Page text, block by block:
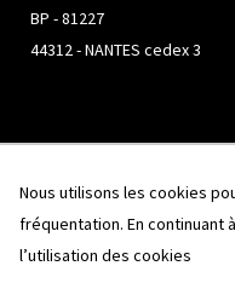
BP - 81227
44312 - NANTES cedex 3
Campus de Beaulieu
263 Avenue Général Leclerc
CS 74205
Nous utilisons les cookies
fréquentation. En continuant
l’utilisation des cookies